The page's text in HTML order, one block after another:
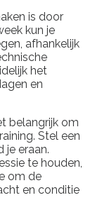
is door
kun je
afhankelijk
het
en
belangrijk om
Stel een
je eraan.
te houden,
om de
en conditie